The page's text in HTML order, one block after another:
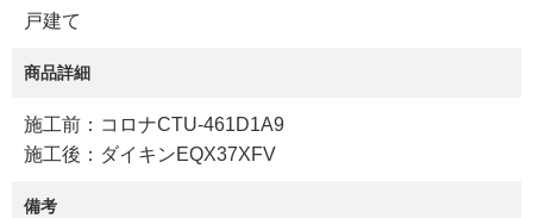
戸建て
商品詳細
施工前：コロナCTU-461D1A9
施工後：ダイキンEQX37XFV
備考